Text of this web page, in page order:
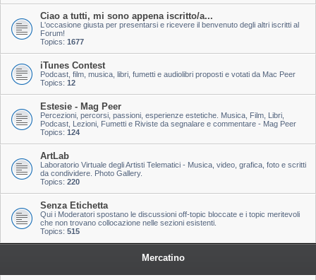
Ciao a tutti, mi sono appena iscritto/a...
L'occasione giusta per presentarsi e ricevere il benvenuto degli altri iscritti al
Forum!
Topics: 1677
iTunes Contest
Podcast, film, musica, libri, fumetti e audiolibri proposti e votati da Mac Peer
Topics: 12
Estesie - Mag Peer
Percezioni, percorsi, passioni, esperienze estetiche. Musica, Film, Libri,
Podcast, Lezioni, Fumetti e Riviste da segnalare e commentare - Mag Peer
Topics: 124
ArtLab
Laboratorio Virtuale degli Artisti Telematici - Musica, video, grafica, foto e scritti
da condividere. Photo Gallery.
Topics: 220
Senza Etichetta
Qui i Moderatori spostano le discussioni off-topic bloccate e i topic meritevoli
che non trovano collocazione nelle sezioni esistenti.
Topics: 515
Mercatino